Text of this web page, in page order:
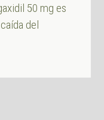
50 mg es
del